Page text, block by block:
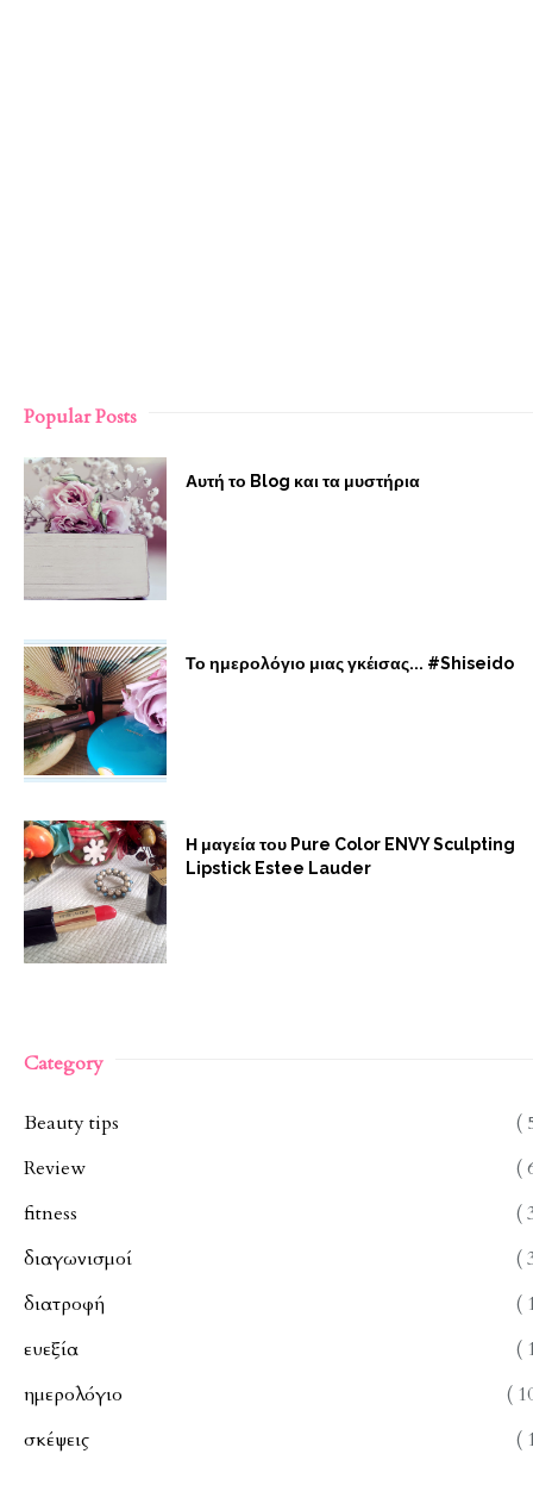
Popular Posts
Αυτή το Blog και τα μυστήρια
Το ημερολόγιο μιας γκέισας... #Shiseido
Η μαγεία του Pure Color ENVY Sculpting
Lipstick Estee Lauder
Category
Beauty tips
(
Review
(
fitness
(
διαγωνισμοί
(
διατροφή
(
ευεξία
(
ημερολόγιο
(
σκέψεις
(